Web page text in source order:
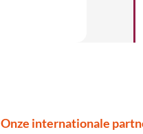
Onze internationale